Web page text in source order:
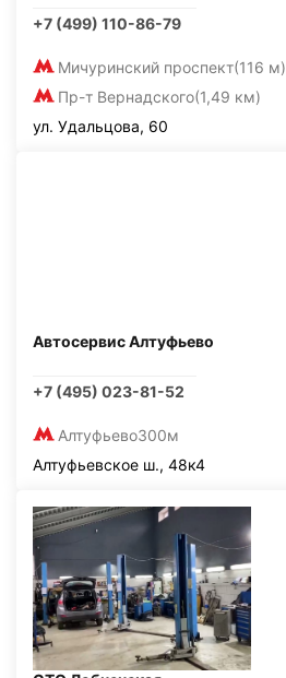
+7 (499) 110-86-79
Мичуринский проспект(116 м)
Пр-т Вернадского(1,49 км)
ул. Удальцова, 60
Автосервис Алтуфьево
+7 (495) 023-81-52
Алтуфьево300м
Алтуфьевское ш., 48к4